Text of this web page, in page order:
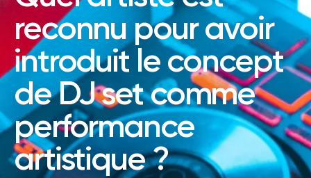
reconnu pour avoir
introduit le concept
de DJ set comme
performance
artistique ?